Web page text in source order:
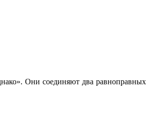
Они соединяют два равноправных